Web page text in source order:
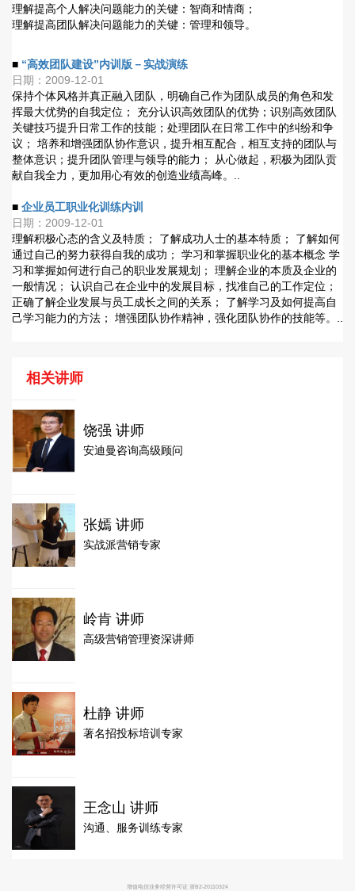
理解提高个人解决问题能力的关键：智商和情商；
理解提高团队解决问题能力的关键：管理和领导。
■ “高效团队建设”内训版－实战演练
日期：2009-12-01
保持个体风格并真正融入团队，明确自己作为团队成员的角色和发
挥最大优势的自我定位； 充分认识高效团队的优势；识别高效团队
关键技巧提升日常工作的技能；处理团队在日常工作中的纠纷和争
议； 培养和增强团队协作意识，提升相互配合，相互支持的团队与
整体意识；提升团队管理与领导的能力； 从心做起，积极为团队贡
献自我全力，更加用心有效的创造业绩高峰。..
■ 企业员工职业化训练内训
日期：2009-12-01
理解积极心态的含义及特质； 了解成功人士的基本特质； 了解如何
通过自己的努力获得自我的成功； 学习和掌握职业化的基本概念 学
习和掌握如何进行自己的职业发展规划； 理解企业的本质及企业的
一般情况； 认识自己在企业中的发展目标，找准自己的工作定位；
正确了解企业发展与员工成长之间的关系； 了解学习及如何提高自
己学习能力的方法； 增强团队协作精神，强化团队协作的技能等。..
相关讲师
饶强 讲师
安迪曼咨询高级顾问
张嫣 讲师
实战派营销专家
岭肯 讲师
高级营销管理资深讲师
杜静 讲师
著名招投标培训专家
王念山 讲师
沟通、服务训练专家
增值电信业务经营许可证 浙B2-20110324